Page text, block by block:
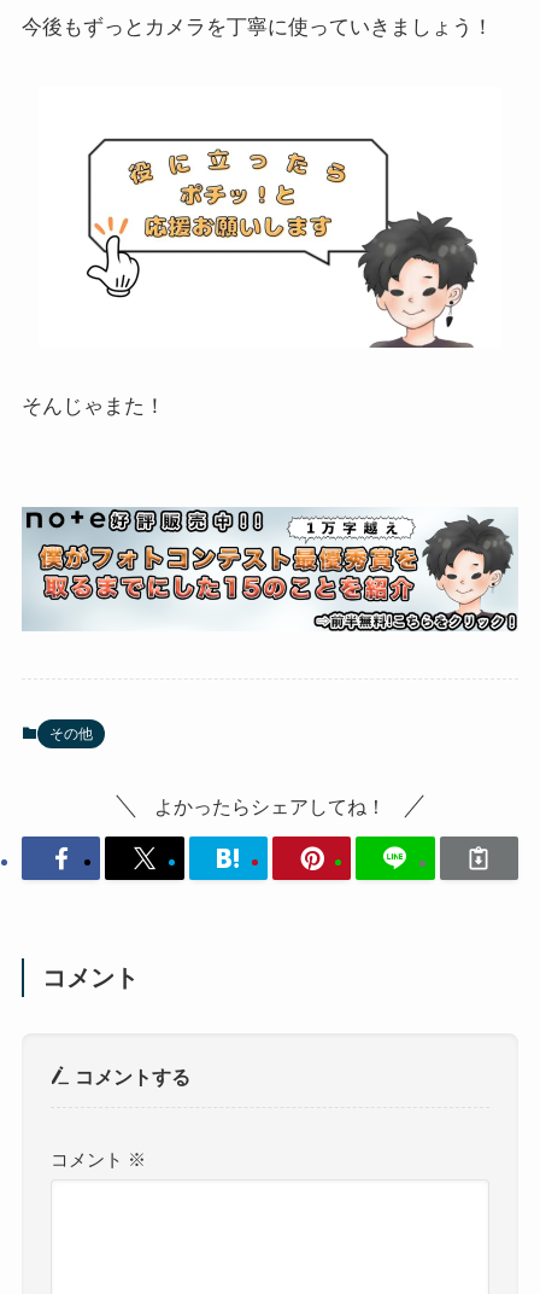
今後もずっとカメラを丁寧に使っていきましょう！
そんじゃまた！
その他
よかったらシェアしてね！
コメント
コメントする
コメント ※